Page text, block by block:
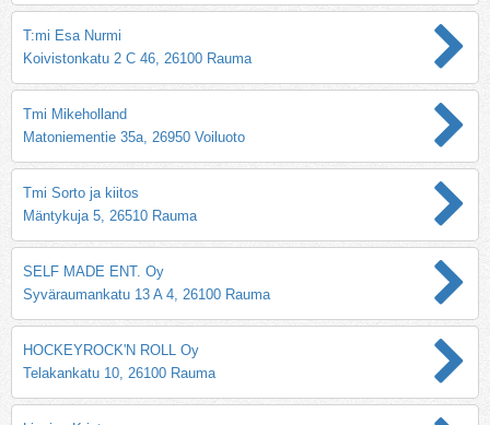
T:mi Esa Nurmi
Koivistonkatu 2 C 46, 26100 Rauma
Tmi Mikeholland
Matoniementie 35a, 26950 Voiluoto
Tmi Sorto ja kiitos
Mäntykuja 5, 26510 Rauma
SELF MADE ENT. Oy
Syväraumankatu 13 A 4, 26100 Rauma
HOCKEYROCK'N ROLL Oy
Telakankatu 10, 26100 Rauma